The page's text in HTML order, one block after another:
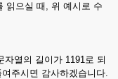
읽으실 때, 위 예시로 수
자열의 길이가 1191로 되
주시면 감사하겠습니다.